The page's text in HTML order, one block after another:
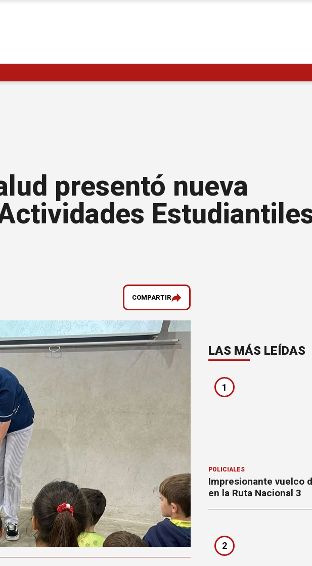
presentó nueva
COMPARTIR
LAS MÁS LEÍDAS
1
POLICIALES
Impresionante vuelco
en la Ruta Nacional 3
2